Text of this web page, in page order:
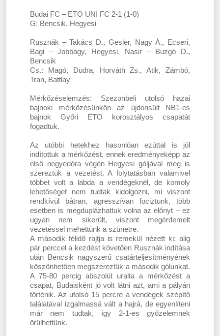
Budai FC – ETO UNI FC 2-1 (1-0)
G: Bencsik, Hegyesi
Rusznák – Takács D., Gesler, Nagy Á., Ecseri,
Bagi – Jobbágy, Hegyesi, Nasir – Buzgó D.,
Bencsik
Cs.: Magó, Dudra, Horváth Zs., Atik, Zámbó,
Tran, Battlay
Mérkőzéselemzés: Szezonbeli utolsó hazai
bajnoki mérkőzésünkön az újdonsült NB1-es
bajnok Győri ETO korosztályos csapatát
fogadtuk.
Az utóbbi hetekhez hasonlóan ezúttal is jól
indítottuk a mérkőzést, ennek eredményeképp az
első negyedóra végén Hegyesi góljával meg is
szereztük a vezetést. A folytatásban valamivel
többet volt a labda a vendégeknél, de komoly
lehetőséget nem tudtak kidolgozni, mi viszont
rendkívül bátran, agresszívan fociztunk, több
esetben is megduplázhattuk volna az előnyt – ez
ugyan nem sikerült, viszont megérdemelt
vezetéssel mehettünk a szünetre.
A második félidő rajtja is remekül nézett ki: alig
pár perccel a kezdést követően Rusznák indítása
után Bencsik nagyszerű csatárteljesítményének
köszönhetően megszereztük a második gólunkat.
A 75-80 percig abszolút uralta a mérkőzést a
csapat, Budaisként jó volt látni azt, ami a pályán
történik. Az utolsó 15 percre a vendégek szépítő
találatával izgalmassá vált a hajrá, de egyenlíteni
már nem tudtak, így 2-1-es győzelemnek
örülhettünk.